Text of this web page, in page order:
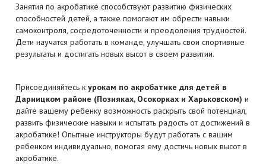
Занятия по акробатике способствуют развитию физических
способностей детей, а также помогают им обрести навыки
самоконтроля, сосредоточенности и преодоления трудностей.
Дети научатся работать в команде, улучшать свои спортивные
результаты и достигать новых высот в своем развитии.
Присоединяйтесь к урокам по акробатике для детей в
Дарницком районе (Позняках, Осокорках и Харьковском) и
дайте вашему ребенку возможность раскрыть свой потенциал,
развить физические навыки и испытать радость от достижений в
акробатике! Опытные инструкторы будут работать с вашим
ребенком индивидуально, помогая ему достичь новых высот в
акробатике.